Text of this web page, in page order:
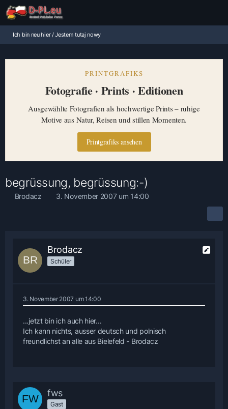
Ich bin neu hier / Jestem tutaj nowy
PRINTGRAFIKS
Fotografie · Prints · Editionen
Ausgewählte Fotografien als hochwertige Prints – ruhige
Motive aus Natur, Reisen und stillen Momenten.
Printgrafiks ansehen
begrüssung, begrüssung:-)
Brodacz 3. November 2007 um 14:00
Brodacz
Schüler
3. November 2007 um 14:00
...jetzt bin ich auch hier...
Ich kann nichts, ausser deutsch und polnisch
freundlichst an alle aus Bielefeld - Brodacz
fws
Gast